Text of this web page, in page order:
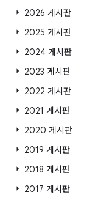
2026 게시판
2025 게시판
2024 게시판
2023 게시판
2022 게시판
2021 게시판
2020 게시판
2019 게시판
2018 게시판
2017 게시판